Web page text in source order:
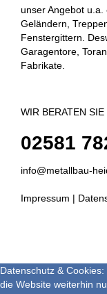
unser Angebot
Geländern,
Fenstergittern.
Garagentore,
Fabrikate.
WIR BERATEN
02581
info@metallbau-
Impressum |
Datenschutz &
die Website weiterhin